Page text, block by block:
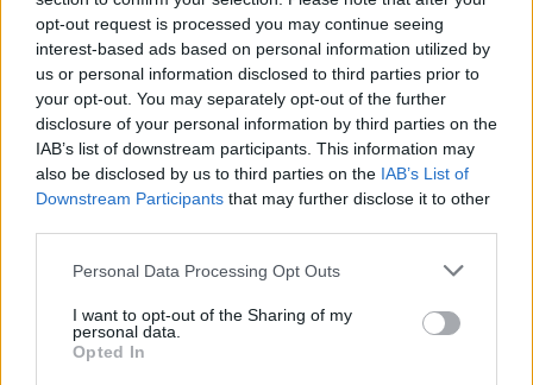
opt-out request is processed you may continue seeing
interest-based ads based on personal information utilized by
us or personal information disclosed to third parties prior to
your opt-out. You may separately opt-out of the further
disclosure of your personal information by third parties on the
IAB’s list of downstream participants. This information may
also be disclosed by us to third parties on the IAB’s List of
Downstream Participants that may further disclose it to other
Personal Data Processing Opt Outs
I want to opt-out of the Sharing of my
personal data.
Opted In
Watykan: opublikowano program wizyty Leona XIV we Francji
07 sierpnia 2026 | 11:43
Przeor Jasnej Góry: „W pieszym pielgrzymowaniu jest coś
niezwykłego”
07 sierpnia 2026 | 11:29
Zakończenie peregrynacji relikwii św. Teresy od Dzieciątka Jezus
Popularne